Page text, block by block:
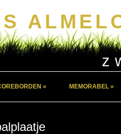
» MEMORABEL »